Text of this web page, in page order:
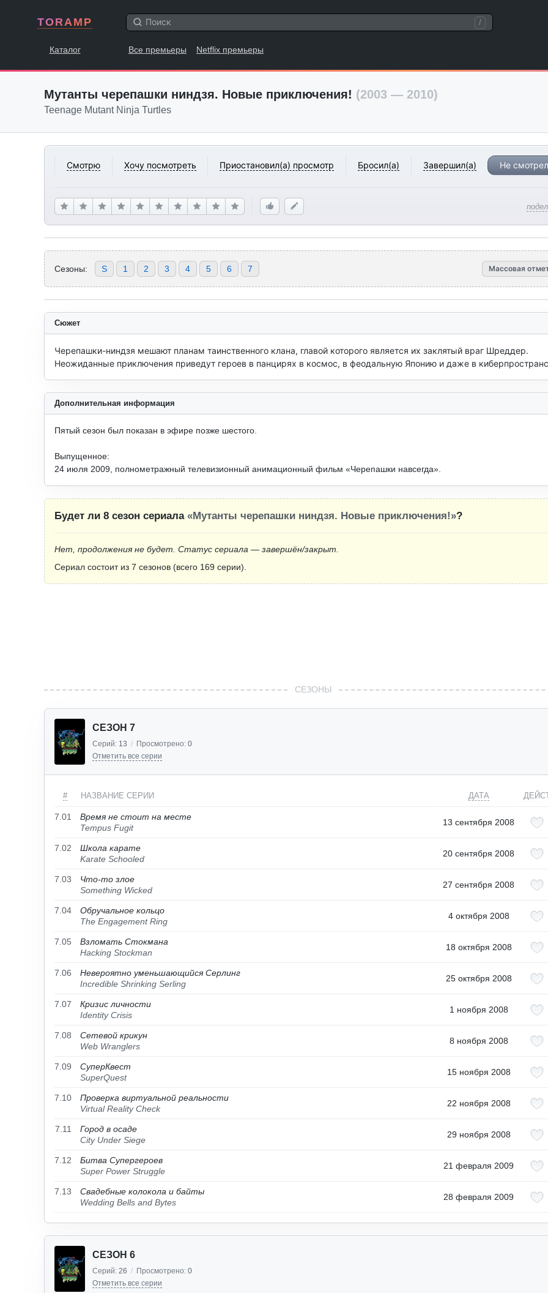
TORAMP /
Каталог Все премьеры Netflix премьеры
Мутанты черепашки ниндзя. Новые приключения! (2003 — 2010)
Teenage Mutant Ninja Turtles
Смотрю Хочу посмотреть Приостановил(а) просмотр Бросил(а) Завершил(а) Не
Сезоны: S 1 2 3 4 5 6 7 Массовая
Сюжет
Черепашки-ниндзя мешают планам таинственного клана, главой которого является их заклятый враг Шреддер.
Неожиданные приключения приведут героев в панцирях в космос, в феодальную Японию и даже в
Дополнительная информация
Пятый сезон был показан в эфире позже шестого.
Выпущенное:
24 июля 2009, полнометражный телевизионный анимационный фильм «Черепашки навсегда».
Будет ли 8 сезон сериала «Мутанты черепашки ниндзя. Новые приключения!»?
Нет, продолжения не будет. Статус сериала — завершён/закрыт.
Сериал состоит из 7 сезонов (всего 169 серии).
СЕЗОНЫ
СЕЗОН 7
Серий: 13 / Просмотрено: 0
Отметить все серии
# НАЗВАНИЕ СЕРИИ ДАТА
7.01
Время не стоит на месте
Tempus Fugit
13 сентября 2008
7.02
Школа карате
Karate Schooled
20 сентября 2008
7.03
Что-то злое
Something Wicked
27 сентября 2008
7.04
Обручальное кольцо
The Engagement Ring
4 октября 2008
7.05
Взломать Стокмана
Hacking Stockman
18 октября 2008
7.06
Невероятно уменьшающийся Серлинг
Incredible Shrinking Serling
25 октября 2008
7.07
Кризис личности
Identity Crisis
1 ноября 2008
7.08
Сетевой крикун
Web Wranglers
8 ноября 2008
7.09
СуперКвест
SuperQuest
15 ноября 2008
7.10
Проверка виртуальной реальности
Virtual Reality Check
22 ноября 2008
7.11
Город в осаде
City Under Siege
29 ноября 2008
7.12
Битва Супергероев
Super Power Struggle
21 февраля 2009
7.13
Свадебные колокола и байты
Wedding Bells and Bytes
28 февраля 2009
СЕЗОН 6
Серий: 26 / Просмотрено: 0
Отметить все серии